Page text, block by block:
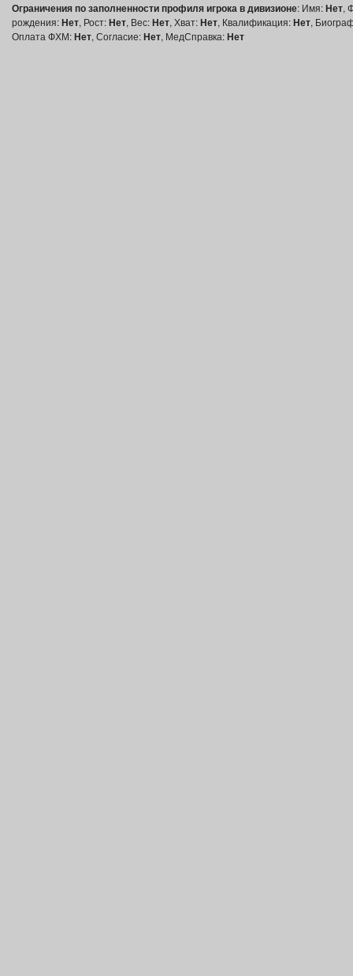
Ограничения по заполненности профиля игрока в дивизионе: Имя:Нет,
рождения:Нет, Рост:Нет, Вес:Нет, Хват:Нет, Квалификация:Нет,
Оплата ФХМ:Нет, Согласие:Нет, МедСправка:Нет